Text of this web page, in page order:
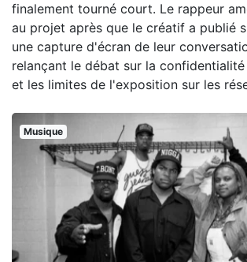
finalement tourné court. Le rappeur
au projet après que le créatif a publié
une capture d'écran de leur
relançant le débat sur la
et les limites de l'exposition sur les
Musique